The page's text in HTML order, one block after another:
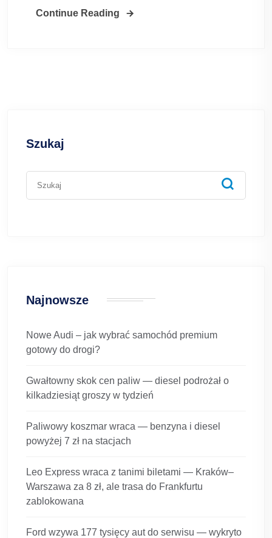
Continue Reading
Szukaj
Najnowsze
Nowe Audi – jak wybrać samochód premium
gotowy do drogi?
Gwałtowny skok cen paliw — diesel podrożał o
kilkadziesiąt groszy w tydzień
Paliwowy koszmar wraca — benzyna i diesel
powyżej 7 zł na stacjach
Leo Express wraca z tanimi biletami — Kraków–
Warszawa za 8 zł, ale trasa do Frankfurtu
zablokowana
Ford wzywa 177 tysięcy aut do serwisu — wykryto